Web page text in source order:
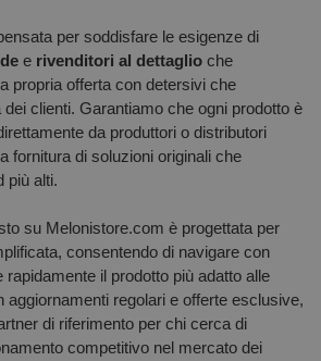
per soddisfare le esigenze di
e rivenditori al dettaglio che
propria offerta con detersivi che
clienti. Garantiamo che ogni prodotto è
da produttori o distributori
fornitura di soluzioni originali che
più alti.
su Melonistore.com è progettata per
consentendo di navigare con
rapidamente il prodotto più adatto alle
aggiornamenti regolari e offerte esclusive,
di riferimento per chi cerca di
competitivo nel mercato dei